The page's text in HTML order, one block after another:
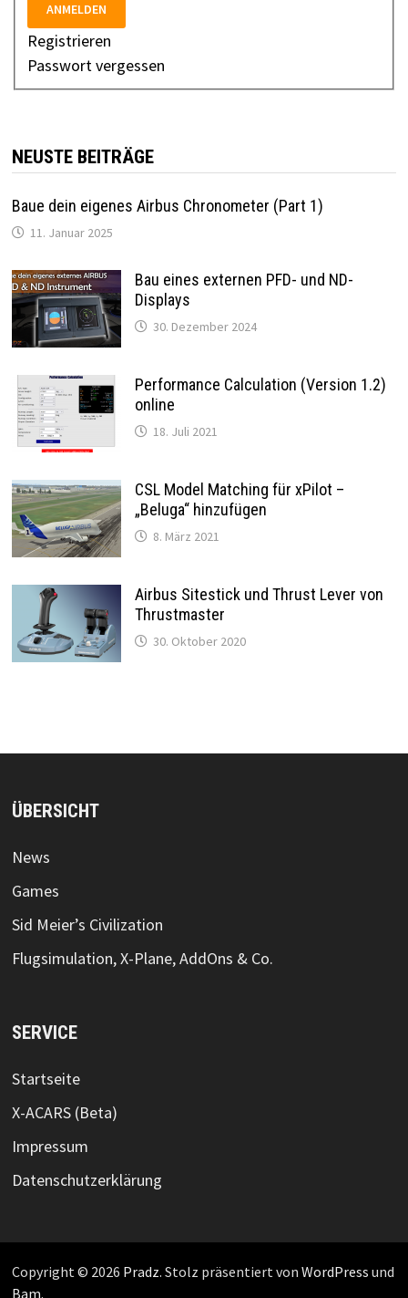
ANMELDEN
Registrieren
Passwort vergessen
NEUSTE BEITRÄGE
Baue dein eigenes Airbus Chronometer (Part 1)
11. Januar 2025
Bau eines externen PFD- und ND-
Displays
30. Dezember 2024
Performance Calculation (Version 1.2)
online
18. Juli 2021
CSL Model Matching für xPilot –
„Beluga“ hinzufügen
8. März 2021
Airbus Sitestick und Thrust Lever von
Thrustmaster
30. Oktober 2020
ÜBERSICHT
News
Games
Sid Meier’s Civilization
Flugsimulation, X-Plane, AddOns & Co.
SERVICE
Startseite
X-ACARS (Beta)
Impressum
Datenschutzerklärung
Copyright © 2026 Pradz. Stolz präsentiert von WordPress und
Bam.